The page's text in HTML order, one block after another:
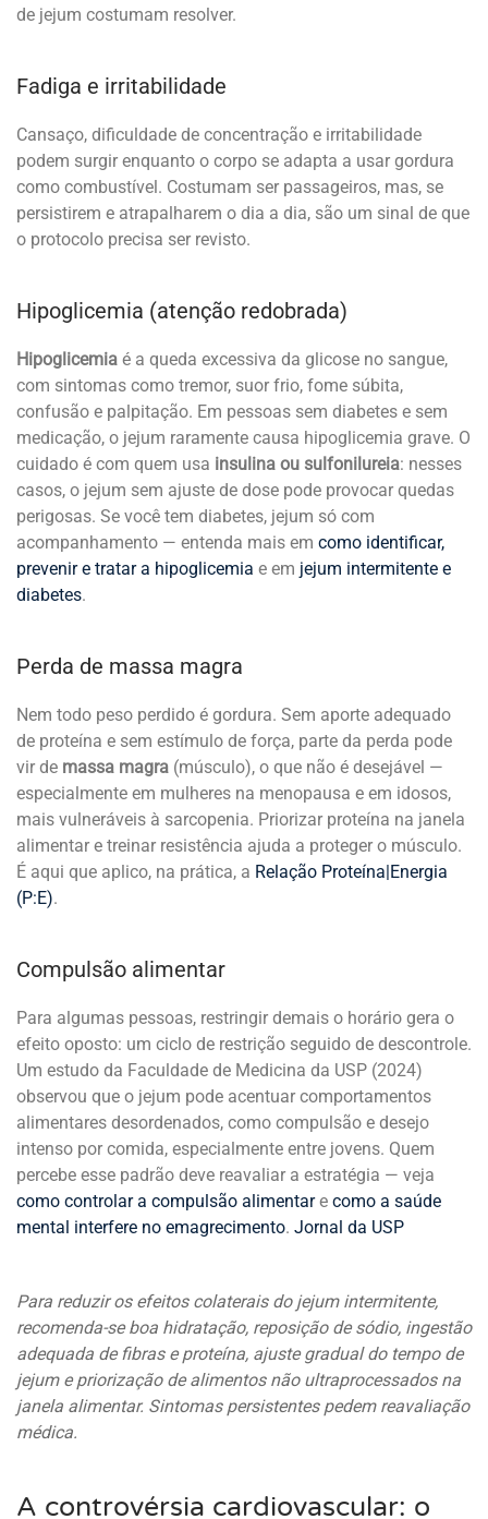
de jejum costumam resolver.
Fadiga e irritabilidade
Cansaço, dificuldade de concentração e irritabilidade
podem surgir enquanto o corpo se adapta a usar gordura
como combustível. Costumam ser passageiros, mas, se
persistirem e atrapalharem o dia a dia, são um sinal de que
o protocolo precisa ser revisto.
Hipoglicemia (atenção redobrada)
Hipoglicemia é a queda excessiva da glicose no sangue,
com sintomas como tremor, suor frio, fome súbita,
confusão e palpitação. Em pessoas sem diabetes e sem
medicação, o jejum raramente causa hipoglicemia grave. O
cuidado é com quem usa insulina ou sulfonilureia: nesses
casos, o jejum sem ajuste de dose pode provocar quedas
perigosas. Se você tem diabetes, jejum só com
acompanhamento — entenda mais em como identificar,
prevenir e tratar a hipoglicemia e em jejum intermitente e
diabetes.
Perda de massa magra
Nem todo peso perdido é gordura. Sem aporte adequado
de proteína e sem estímulo de força, parte da perda pode
vir de massa magra (músculo), o que não é desejável —
especialmente em mulheres na menopausa e em idosos,
mais vulneráveis à sarcopenia. Priorizar proteína na janela
alimentar e treinar resistência ajuda a proteger o músculo.
É aqui que aplico, na prática, a Relação Proteína|Energia
(P:E).
Compulsão alimentar
Para algumas pessoas, restringir demais o horário gera o
efeito oposto: um ciclo de restrição seguido de descontrole.
Um estudo da Faculdade de Medicina da USP (2024)
observou que o jejum pode acentuar comportamentos
alimentares desordenados, como compulsão e desejo
intenso por comida, especialmente entre jovens. Quem
percebe esse padrão deve reavaliar a estratégia — veja
como controlar a compulsão alimentare como a saúde
mental interfere no emagrecimento. Jornal da USP
Para reduzir os efeitos colaterais do jejum intermitente,
recomenda-se boa hidratação, reposição de sódio, ingestão
adequada de fibras e proteína, ajuste gradual do tempo de
jejum e priorização de alimentos não ultraprocessados na
janela alimentar. Sintomas persistentes pedem reavaliação
médica.
A controvérsia cardiovascular: o